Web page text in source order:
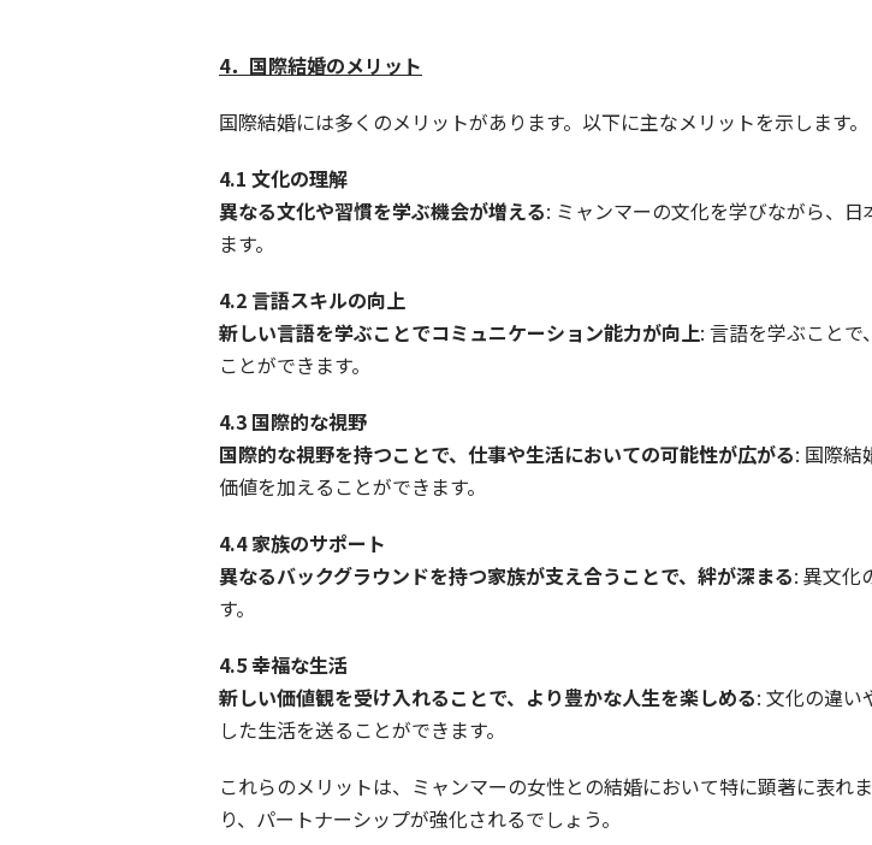
4．国際結婚のメリット
国際結婚には多くのメリットがあります。以下に主なメリットを示します。
4.1 文化の理解
異なる文化や習慣を学ぶ機会が増える: ミャンマーの文化を学びながら、
ます。
4.2 言語スキルの向上
新しい言語を学ぶことでコミュニケーション能力が向上: 言語を学ぶこと
ことができます。
4.3 国際的な視野
国際的な視野を持つことで、仕事や生活においての可能性が広がる: 国際結
価値を加えることができます。
4.4家族のサポート
異なるバックグラウンドを持つ家族が支え合うことで、絆が深まる: 異文化
す。
4.5幸福な生活
新しい価値観を受け入れることで、より豊かな人生を楽しめる: 文化の違い
した生活を送ることができます。
これらのメリットは、ミャンマーの女性との結婚において特に顕著に表れ
り、パートナーシップが強化されるでしょう。